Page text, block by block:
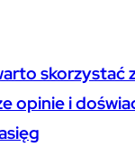
historia firmy, co
się niąskorzystać
opinie i